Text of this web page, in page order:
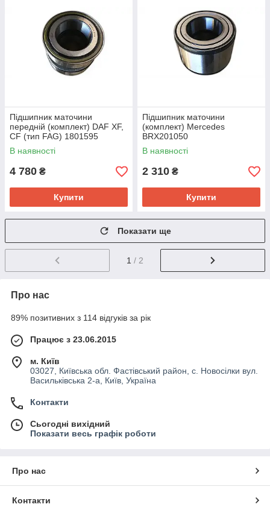
Підшипник маточини
передній (комплект) DAF XF,
CF (тип FAG) 1801595
В наявності
4 780 ₴
Купити
Підшипник маточини
(комплект) Mercedes
BRX201050
В наявності
2 310 ₴
Купити
Показати ще
1 / 2
Про нас
89% позитивних з 114 відгуків за рік
Працює з 23.06.2015
м. Київ
03027, Київська обл. Фастівський район, с. Новосілки вул.
Васильківська 2-а, Київ, Україна
Контакти
Сьогодні вихідний
Показати весь графік роботи
Про нас
Контакти